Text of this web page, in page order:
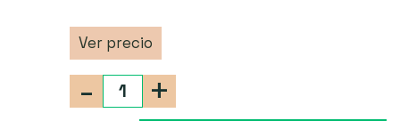
Ver precio
+
-